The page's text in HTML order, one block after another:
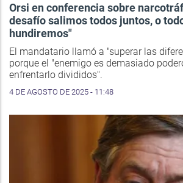
Orsi en conferencia sobre
desafío salimos todos juntos, o
hundiremos"
El mandatario llamó a "superar las
porque el "enemigo es demasiado
enfrentarlo divididos".
4 DE AGOSTO DE 2025 - 11:48